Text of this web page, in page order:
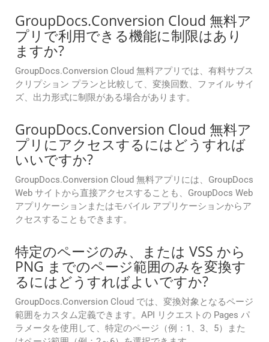
GroupDocs.Conversion Cloud 無料ア
プリで利用できる機能に制限はあり
ますか?
GroupDocs.Conversion Cloud 無料アプリでは、有料サブス
クリプション プランと比較して、変換回数、ファイル サイ
ズ、出力形式に制限がある場合があります。
GroupDocs.Conversion Cloud 無料ア
プリにアクセスするにはどうすれば
いいですか?
GroupDocs.Conversion Cloud 無料アプリには、GroupDocs
Web サイトから直接アクセスすることも、GroupDocs Web
アプリケーションまたはモバイル アプリケーションからア
クセスすることもできます。
特定のページのみ、または VSS から
PNG までのページ範囲のみを変換す
るにはどうすればよいですか?
GroupDocs.Conversion Cloud では、変換対象となるページ
範囲をカスタム定義できます。API リクエストの Pages パ
ラメータを使用して、特定のページ（例：1、3、5）また